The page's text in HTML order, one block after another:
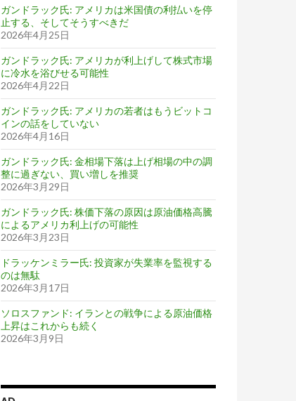
ガンドラック氏: アメリカは米国債の利払いを停
止する、そしてそうすべきだ
2026年4月25日
ガンドラック氏: アメリカが利上げして株式市場
に冷水を浴びせる可能性
2026年4月22日
ガンドラック氏: アメリカの若者はもうビットコ
インの話をしていない
2026年4月16日
ガンドラック氏: 金相場下落は上げ相場の中の調
整に過ぎない、買い増しを推奨
2026年3月29日
ガンドラック氏: 株価下落の原因は原油価格高騰
によるアメリカ利上げの可能性
2026年3月23日
ドラッケンミラー氏: 投資家が失業率を監視する
のは無駄
2026年3月17日
ソロスファンド: イランとの戦争による原油価格
上昇はこれからも続く
2026年3月9日